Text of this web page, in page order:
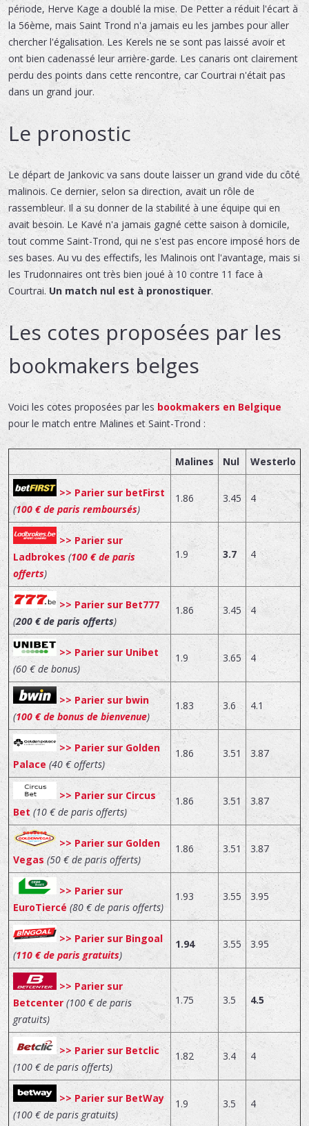
période, Herve Kage a doublé la mise. De Petter a réduit l'écart à
la 56ème, mais Saint Trond n'a jamais eu les jambes pour aller
chercher l'égalisation. Les Kerels ne se sont pas laissé avoir et
ont bien cadenassé leur arrière-garde. Les canaris ont clairement
perdu des points dans cette rencontre, car Courtrai n'était pas
dans un grand jour.
Le pronostic
Le départ de Jankovic va sans doute laisser un grand vide du côté
malinois. Ce dernier, selon sa direction, avait un rôle de
rassembleur. Il a su donner de la stabilité à une équipe qui en
avait besoin. Le Kavé n'a jamais gagné cette saison à domicile,
tout comme Saint-Trond, qui ne s'est pas encore imposé hors de
ses bases. Au vu des effectifs, les Malinois ont l'avantage, mais si
les Trudonnaires ont très bien joué à 10 contre 11 face à
Courtrai. Un match nul est à pronostiquer.
Les cotes proposées par les
bookmakers belges
Voici les cotes proposées par les bookmakers en Belgique
pour le match entre Malines et Saint-Trond :
Malines Nul Westerlo
>> Parier sur betFirst
(100 € de paris remboursés)
1.86 3.45 4
>> Parier sur
Ladbrokes (100 € de paris
offerts)
1.9 3.7 4
>> Parier sur Bet777
(200 € de paris offerts)
1.86 3.45 4
>> Parier sur Unibet
(60 € de bonus)
1.9 3.65 4
>> Parier sur bwin
(100 € de bonus de bienvenue)
1.83 3.6 4.1
>> Parier sur Golden
Palace (40 € offerts)
1.86 3.51 3.87
>> Parier sur Circus
Bet (10 € de paris offerts)
1.86 3.51 3.87
>> Parier sur Golden
Vegas (50 € de paris offerts)
1.86 3.51 3.87
>> Parier sur
EuroTiercé (80 € de paris offerts)
1.93 3.55 3.95
>> Parier sur Bingoal
(110 € de paris gratuits)
1.94 3.55 3.95
>> Parier sur
Betcenter (100 € de paris
gratuits)
1.75 3.5 4.5
>> Parier sur Betclic
(100 € de paris offerts)
1.82 3.4 4
>> Parier sur BetWay
(100 € de paris gratuits)
1.9 3.5 4